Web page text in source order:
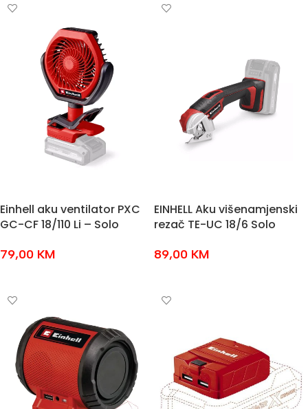
Einhell aku ventilator PXC
GC-CF 18/110 Li – Solo
79,00 KM
EINHELL Aku višenamjenski
rezač TE-UC 18/6 Solo
89,00 KM